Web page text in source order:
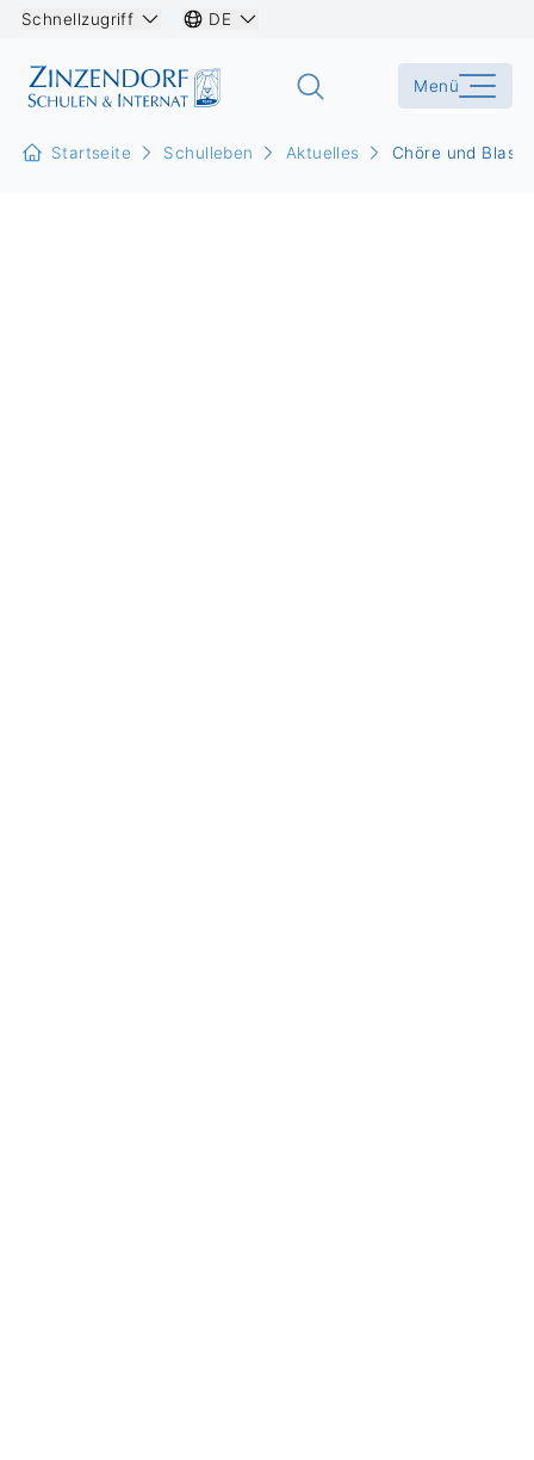
Schnellzugriff DE
Menü
Startseite Schulleben Aktuelles Chöre und